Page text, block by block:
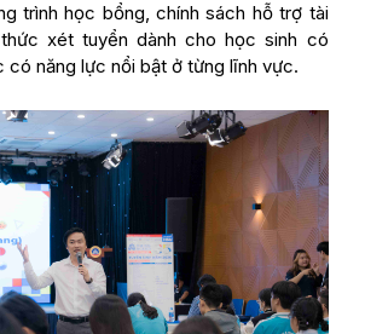
trình học bổng, chính sách hỗ trợ tài
xét tuyển dành cho học sinh có
có năng lực nổi bật ở từng lĩnh vực.